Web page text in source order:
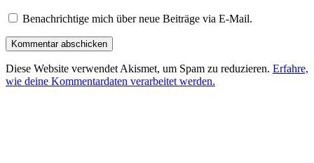
Benachrichtige mich über neue Beiträge via E-Mail.
Diese Website verwendet Akismet, um Spam zu reduzieren. Erfahre,
wie deine Kommentardaten verarbeitet werden.